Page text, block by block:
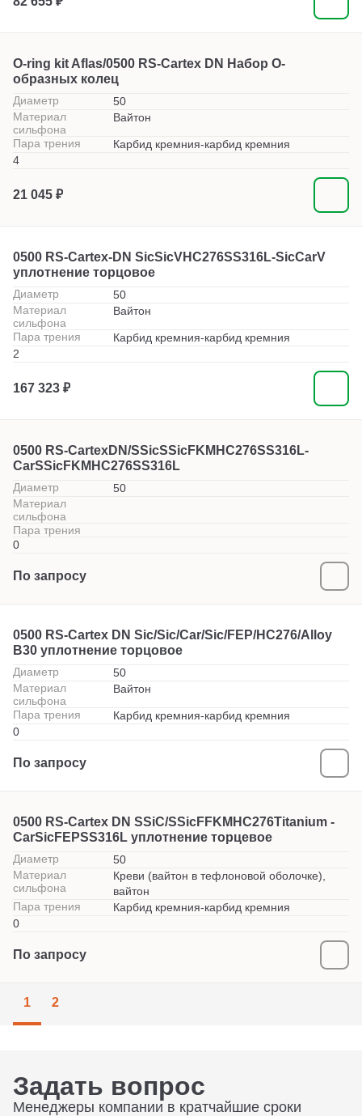
O-ring kit Aflas/0500 RS-Cartex DN Набор О-
образных колец
Диаметр
50
Материал
сильфона
Вайтон
Пара трения
Карбид кремния-карбид кремния
4
21 045 ₽
0500 RS-Cartex-DN SicSicVHC276SS316L-SicCarV
уплотнение торцовое
Диаметр
50
Материал
сильфона
Вайтон
Пара трения
Карбид кремния-карбид кремния
2
167 323 ₽
0500 RS-CartexDN/SSicSSicFKMHC276SS316L-
CarSSicFKMHC276SS316L
Диаметр
50
Материал
сильфона
Пара трения
0
По запросу
0500 RS-Cartex DN Sic/Sic/Car/Sic/FEP/HC276/Alloy
B30 уплотнение торцовое
Диаметр
50
Материал
сильфона
Вайтон
Пара трения
Карбид кремния-карбид кремния
0
По запросу
0500 RS-Cartex DN SSiC/SSicFFKMHC276Titanium -
CarSicFEPSS316L уплотнение торцевое
Диаметр
50
Материал
сильфона
Креви (вайтон в тефлоновой оболочке),
вайтон
Пара трения
Карбид кремния-карбид кремния
0
По запросу
1 2
Задать вопрос
Менеджеры компании в кратчайшие сроки